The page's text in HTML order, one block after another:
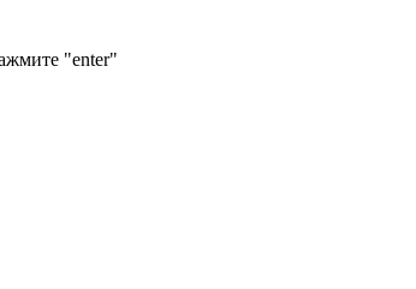
"enter"